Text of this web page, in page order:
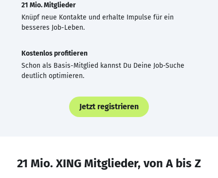
21 Mio. Mitglieder
Knüpf neue Kontakte und erhalte Impulse für ein
besseres Job-Leben.
Kostenlos profitieren
Schon als Basis-Mitglied kannst Du Deine Job-Suche
deutlich optimieren.
Jetzt registrieren
21 Mio. XING Mitglieder, von A bis Z